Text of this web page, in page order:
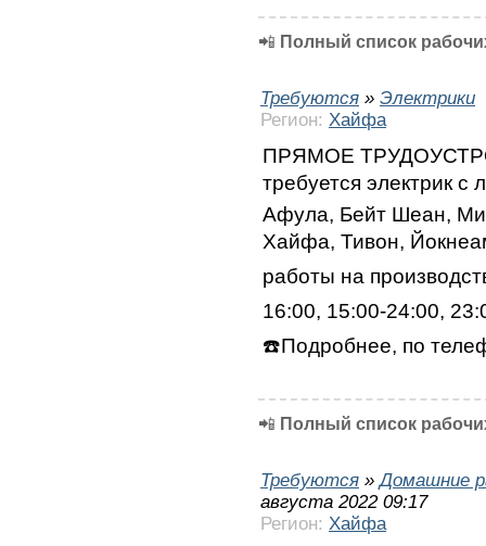
📲 Полный список
Требуются » Электрики
Регион: Хайфа
ПРЯМОЕ
требуется электрик с
Афула, Бейт Шеан,
Хайфа, Тивон,
работы на
16:00, 15:00-24:00,
☎️Подробнее, по
📲 Полный список
Требуются »Домашние
августа 2022 09:17
Регион: Хайфа